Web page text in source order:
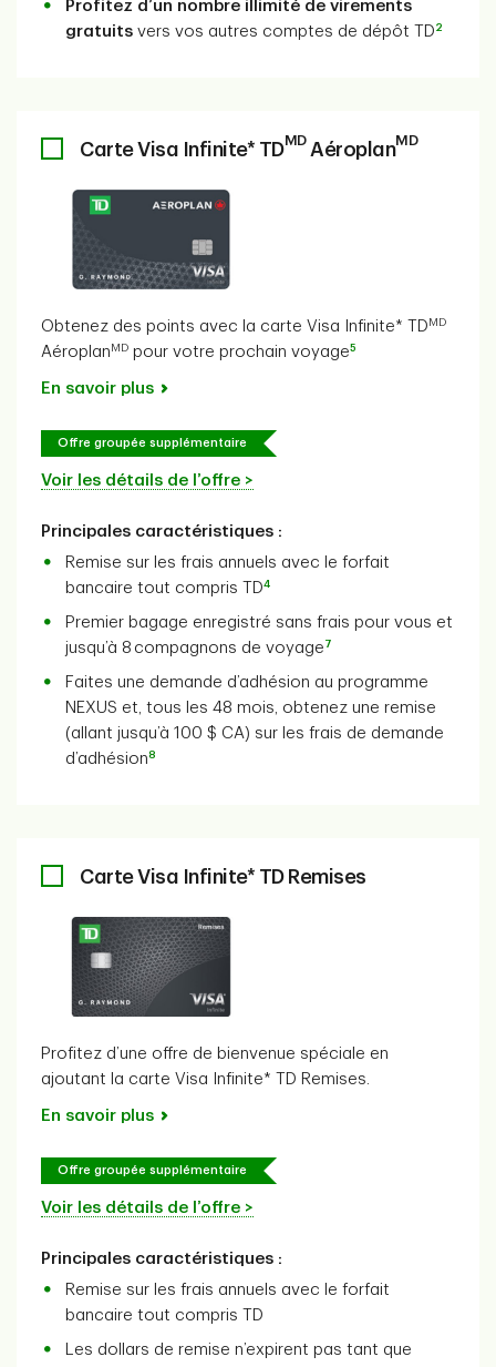
Profitez d’un nombre illimité de virements
gratuits vers vos autres comptes de dépôt TD 2
Carte Visa Infinite* TDMDAéroplanMD
Obtenez des points avec la carte Visa Infinite* TD MD
Aéroplan MD pour votre prochain voyage5
En savoir plus
Offre groupée supplémentaire
Voir les détails de l’offre >
Principales caractéristiques :
Remise sur les frais annuels avec le forfait
bancaire tout compris TD4
Premier bagage enregistré sans frais pour vous et
jusqu’à 8 compagnons de voyage 7
Faites une demande d’adhésion au programme
NEXUS et, tous les 48 mois, obtenez une remise
(allant jusqu’à 100 $ CA) sur les frais de demande
d’adhésion8
Carte Visa Infinite* TD Remises
Profitez d’une offre de bienvenue spéciale en
ajoutant la carte Visa Infinite* TD Remises.
En savoir plus
Offre groupée supplémentaire
Voir les détails de l’offre >
Principales caractéristiques :
Remise sur les frais annuels avec le forfait
bancaire tout compris TD
Les dollars de remise n’expirent pas tant que